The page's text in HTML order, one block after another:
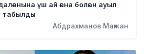
үш ай ғана болған ауыл
табылды
Абдрахманов Мағжан